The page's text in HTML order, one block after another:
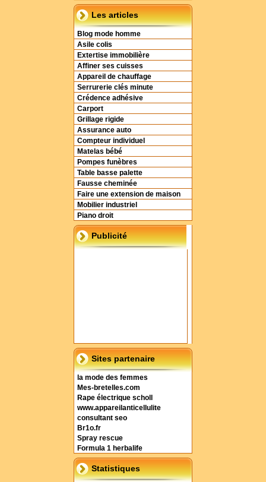
Les articles
Blog mode homme
Asile colis
Extertise immobilière
Affiner ses cuisses
Appareil de chauffage
Serrurerie clés minute
Crédence adhésive
Carport
Grillage rigide
Assurance auto
Compteur individuel
Matelas bébé
Pompes funèbres
Table basse palette
Fausse cheminée
Faire une extension de maison
Mobilier industriel
Piano droit
Publicité
Sites partenaire
la mode des femmes
Mes-bretelles.com
Rape électrique scholl
www.appareilanticellulite
consultant seo
Br1o.fr
Spray rescue
Formula 1 herbalife
Statistiques